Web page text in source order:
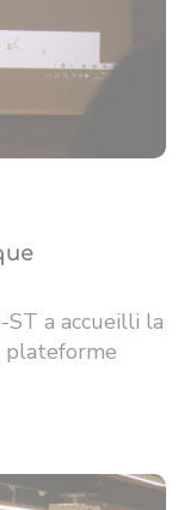
ST a accueilli la
plateforme